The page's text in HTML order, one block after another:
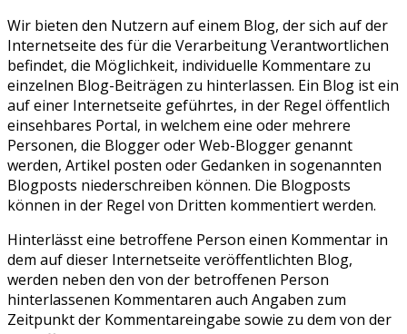
Wir bieten den Nutzern auf einem Blog, der sich auf der
Internetseite des für die Verarbeitung Verantwortlichen
befindet, die Möglichkeit, individuelle Kommentare zu
einzelnen Blog-Beiträgen zu hinterlassen. Ein Blog ist ein
auf einer Internetseite geführtes, in der Regel öffentlich
einsehbares Portal, in welchem eine oder mehrere
Personen, die Blogger oder Web-Blogger genannt
werden, Artikel posten oder Gedanken in sogenannten
Blogposts niederschreiben können. Die Blogposts
können in der Regel von Dritten kommentiert werden.
Hinterlässt eine betroffene Person einen Kommentar in
dem auf dieser Internetseite veröffentlichten Blog,
werden neben den von der betroffenen Person
hinterlassenen Kommentaren auch Angaben zum
Zeitpunkt der Kommentareingabe sowie zu dem von der